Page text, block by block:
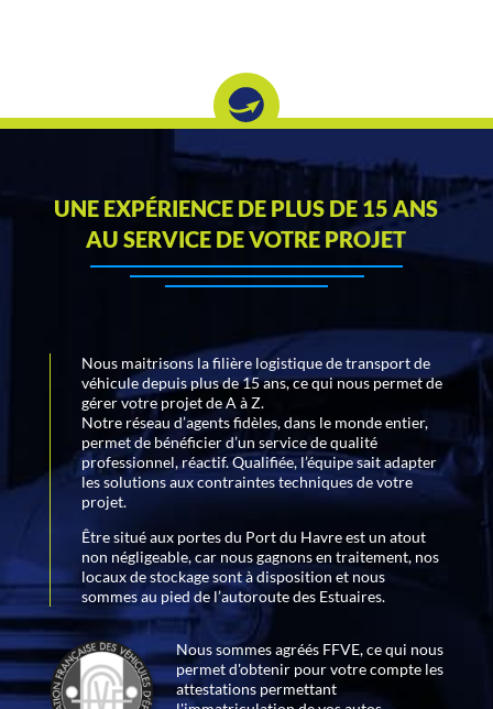
UNE EXPÉRIENCE DE PLUS DE 15 ANS
AU SERVICE DE VOTRE PROJET
Nous maitrisons la filière logistique de transport de
véhicule depuis plus de 15 ans, ce qui nous permet de
gérer votre projet de A à Z.
Notre réseau d’agents fidèles, dans le monde entier,
permet de bénéficier d’un service de qualité
professionnel, réactif. Qualifiée, l’équipe sait adapter
les solutions aux contraintes techniques de votre
projet.
Être situé aux portes du Port du Havre est un atout
non négligeable, car nous gagnons en traitement, nos
locaux de stockage sont à disposition et nous
sommes au pied de l’autoroute des Estuaires.
Nous sommes agréés FFVE, ce qui nous
permet d'obtenir pour votre compte les
attestations permettant